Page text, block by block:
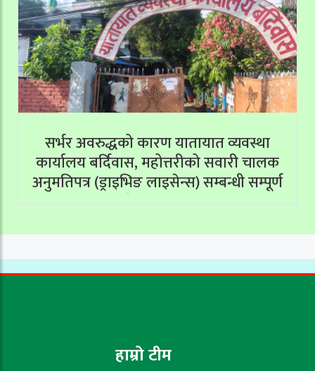
सर्भर अवरुद्धको कारण यातायात व्यवस्था
कार्यालय बर्दिवास, महोत्तरीको सवारी चालक
अनुमतिपत्र (ड्राइभिङ लाइसेन्स) सम्बन्धी सम्पूर्ण
सेवाहरू बन्द
हाम्रो टीम